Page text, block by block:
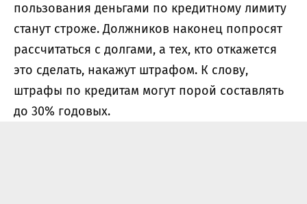
пользования деньгами по кредитному лимиту
станут строже. Должников наконец попросят
рассчитаться с долгами, а тех, кто откажется
это сделать, накажут штрафом. К слову,
штрафы по кредитам могут порой составлять
до 30% годовых.